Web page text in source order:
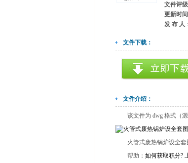
文件评级
更新时间
发 布 人
文件下载：
文件介绍：
该文件为 dwg 格式（
火管式废热锅炉设全
帮助： 如何获取积分?